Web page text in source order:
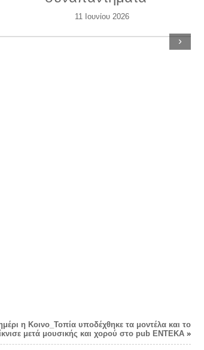
11 Ιουνίου 2026
›
η Κοινο_Τοπία υποδέχθηκε τα μοντέλα και το
μετά μουσικής και χορού στο pub ΕΝΤΕΚΑ»